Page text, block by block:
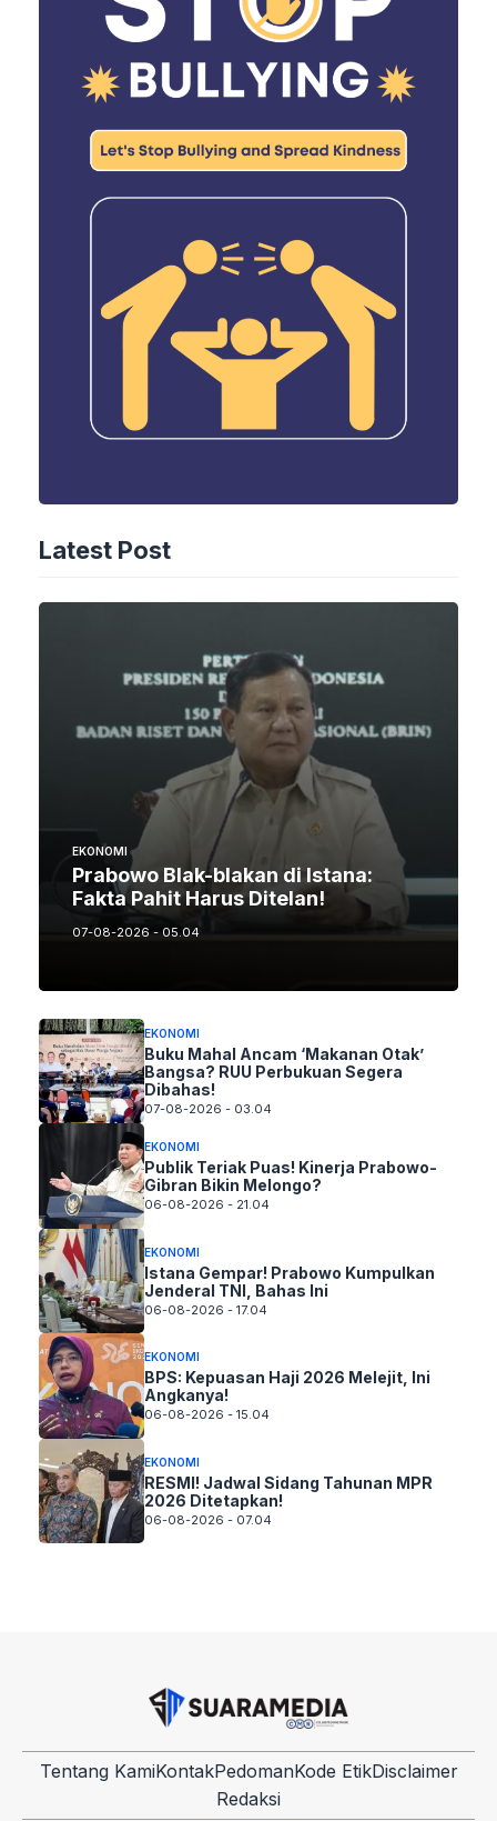
Latest Post
EKONOMI
Prabowo Blak-blakan di Istana:
Fakta Pahit Harus Ditelan!
07-08-2026 - 05.04
EKONOMI
Buku Mahal Ancam ‘Makanan Otak’
Bangsa? RUU Perbukuan Segera
Dibahas!
07-08-2026 - 03.04
EKONOMI
Publik Teriak Puas! Kinerja Prabowo-
Gibran Bikin Melongo?
06-08-2026 - 21.04
EKONOMI
Istana Gempar! Prabowo Kumpulkan
Jenderal TNI, Bahas Ini
06-08-2026 - 17.04
EKONOMI
BPS: Kepuasan Haji 2026 Melejit, Ini
Angkanya!
06-08-2026 - 15.04
EKONOMI
RESMI! Jadwal Sidang Tahunan MPR
2026 Ditetapkan!
06-08-2026 - 07.04
Tentang KamiKontakPedomanKode EtikDisclaimer
Redaksi